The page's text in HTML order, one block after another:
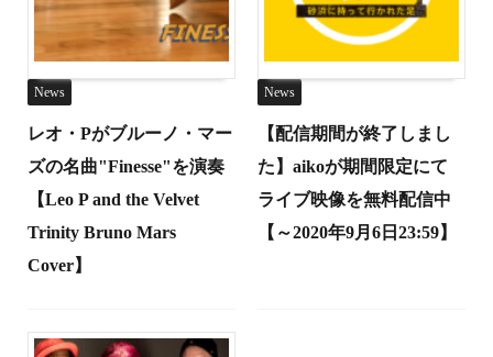
News
レオ・Pがブルーノ・マー
ズの名曲"Finesse"を演奏
【Leo P and the Velvet
Trinity Bruno Mars
Cover】
News
【配信期間が終了しまし
た】aikoが期間限定にて
ライブ映像を無料配信中
【～2020年9月6日23:59】